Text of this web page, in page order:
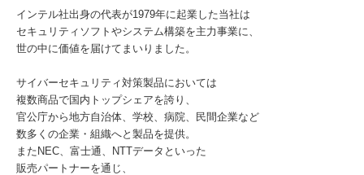
インテル社出身の代表が1979年に起業した当社は
セキュリティソフトやシステム構築を主力事業に、
世の中に価値を届けてまいりました。
サイバーセキュリティ対策製品においては
複数商品で国内トップシェアを誇り、
官公庁から地方自治体、学校、病院、民間企業など
数多くの企業・組織へと製品を提供。
またNEC、富士通、NTTデータといった
販売パートナーを通じ、